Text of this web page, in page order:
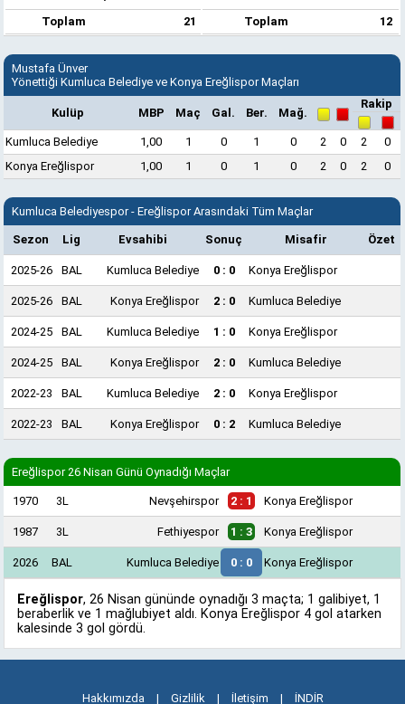
Toplam
21
Toplam
12
Mustafa Ünver
Yönettiği Kumluca Belediye ve Konya Ereğlispor Maçları
Kulüp MBP Maç Gal. Ber. Mağ.
Rakip
Kumluca Belediye 1,00 1 0 1 0 2 0 2
0
Konya Ereğlispor
1,00 1 0 1 0 2 0 2 0
Kumluca Belediyespor - Ereğlispor Arasındaki Tüm Maçlar
Sezon Lig Evsahibi Sonuç Misafir Özet
2025-26 BAL Kumluca Belediye 0 : 0 Konya Ereğlispor
2025-26 BAL Konya Ereğlispor 2 : 0 Kumluca Belediye
2024-25 BAL Kumluca Belediye 1 : 0 Konya Ereğlispor
2024-25 BAL Konya Ereğlispor 2 : 0 Kumluca Belediye
2022-23 BAL Kumluca Belediye 2 : 0 Konya Ereğlispor
2022-23 BAL Konya Ereğlispor 0 : 2 Kumluca Belediye
Ereğlispor 26 Nisan Günü Oynadığı Maçlar
1970 3L Nevşehirspor 2 : 1 Konya Ereğlispor
1987 3L Fethiyespor 1 : 3 Konya Ereğlispor
2026 BAL Kumluca Belediye 0 : 0 Konya Ereğlispor
Ereğlispor, 26 Nisan gününde oynadığı 3 maçta; 1 galibiyet, 1
beraberlik ve 1 mağlubiyet aldı. Konya Ereğlispor 4 gol atarken
kalesinde 3 gol gördü.
Hakkımızda | Gizlilik | İletişim | İNDİR